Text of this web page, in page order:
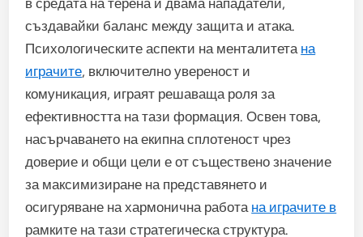
в средата на терена и двама нападатели,
създавайки баланс между защита и атака.
Психологическите аспекти на менталитета на
играчите, включително увереност и
комуникация, играят решаваща роля за
ефективността на тази формация. Освен това,
насърчаването на екипна сплотеност чрез
доверие и общи цели е от съществено значение
за максимизиране на представянето и
осигуряване на хармонична работа на играчите в
рамките на тази стратегическа структура.